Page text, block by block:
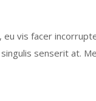
vis facer
senserit at.